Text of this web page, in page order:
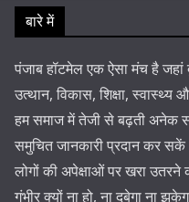
बारे में
पंजाब हॉटमेल एक ऐसा मंच है
उत्थान, विकास, शिक्षा, स्वास्थ्य
हम समाज में तेजी से बढ़ती अनेक
समुचित जानकारी प्रदान कर
लोगों की अपेक्षाओं पर खरा उतरने
गंभीर क्यों ना हो, ना दबेगा ना